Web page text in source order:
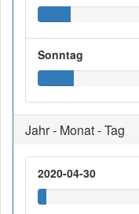
Sonntag
Jahr - Monat - Tag
2020-04-30